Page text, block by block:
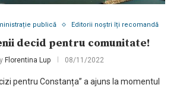
publică Editorii noștri îți recomandă
decid pentru comunitate!
Florentina Lup 08/11/2022
pentru Constanța” a ajuns la momentul